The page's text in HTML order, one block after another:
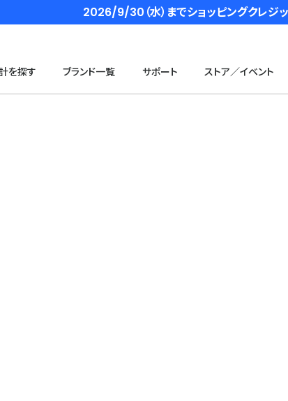
2026/9/30（水）までショッピングクレジ
を探す ブランド一覧 サポート ストア／イベント